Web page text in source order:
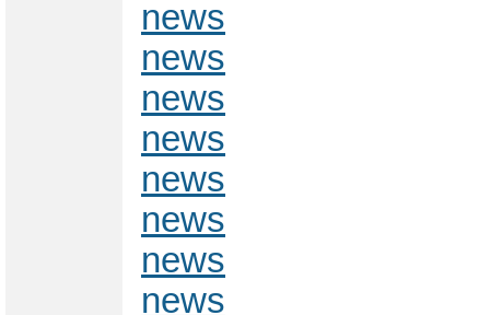
news
news
news
news
news
news
news
news